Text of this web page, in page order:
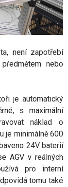
není zapotřebí
nebo
je automatický
s maximální
náklad o
je minimálně 600
24V baterií
AGV v reálných
pro interní
tomu také